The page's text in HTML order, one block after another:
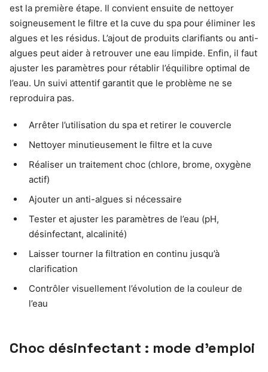
est la première étape. Il convient ensuite de nettoyer
soigneusement le filtre et la cuve du spa pour éliminer les
algues et les résidus. L’ajout de produits clarifiants ou anti-
algues peut aider à retrouver une eau limpide. Enfin, il faut
ajuster les paramètres pour rétablir l’équilibre optimal de
l’eau. Un suivi attentif garantit que le problème ne se
reproduira pas.
Arrêter l’utilisation du spa et retirer le couvercle
Nettoyer minutieusement le filtre et la cuve
Réaliser un traitement choc (chlore, brome, oxygène
actif)
Ajouter un anti-algues si nécessaire
Tester et ajuster les paramètres de l’eau (pH,
désinfectant, alcalinité)
Laisser tourner la filtration en continu jusqu’à
clarification
Contrôler visuellement l’évolution de la couleur de
l’eau
Choc désinfectant : mode d’emploi